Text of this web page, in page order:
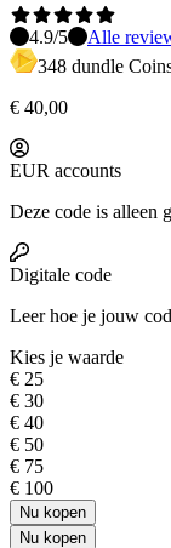
4.9/5
Alle
348 dundle
€ 40,00
EUR accounts
Deze code is alleen
Digitale code
Leer hoe je jouw
Kies je waarde
€ 25
€ 30
€ 40
€ 50
€ 75
€ 100
Nu kopen
Nu kopen